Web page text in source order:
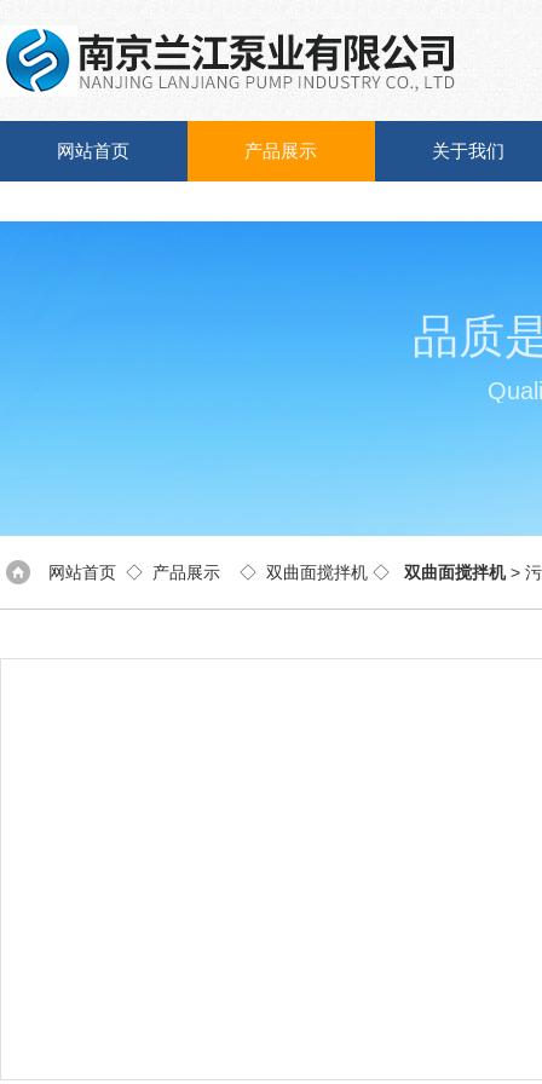
网站首页 产品展示 关于我们
品质
网站首页 ◇ 产品展示 ◇ 双曲面搅拌机 ◇ 双曲面搅拌机> 污